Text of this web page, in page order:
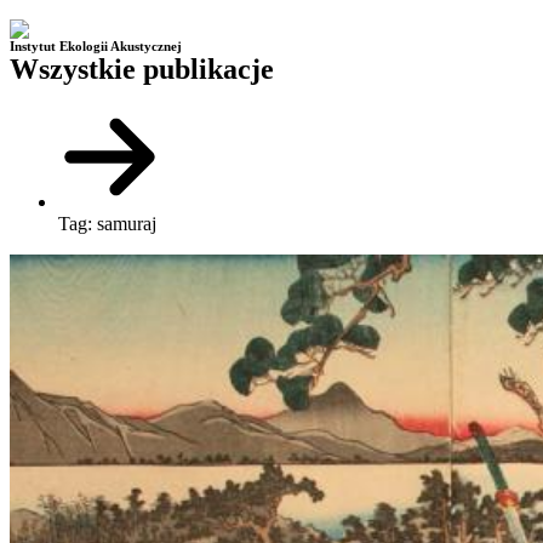
Instytut Ekologii Akustycznej
Wszystkie publikacje
Tag: samuraj